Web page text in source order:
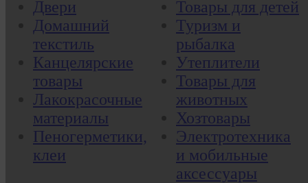
Двери
Домашний
текстиль
Канцелярские
товары
Лакокрасочные
материалы
Пеногерметики,
клеи
Товары для детей
Туризм и
рыбалка
Утеплители
Товары для
животных
Хозтовары
Электротехника
и мобильные
аксессуары